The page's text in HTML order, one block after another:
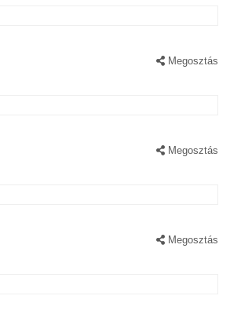
Megosztás
Megosztás
Megosztás